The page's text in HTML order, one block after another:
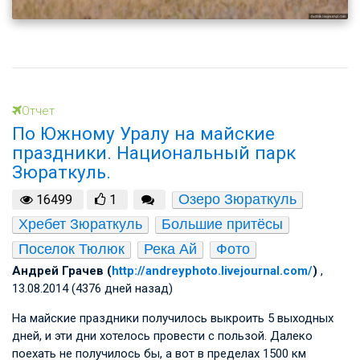
Отчет
По Южному Уралу на майские
праздники. Национальный парк
Зюраткуль.
16499 1
Озеро Зюраткуль
Хребет Зюраткуль
Большие притёсы
Поселок Тюлюк
Река Ай Фото
Андрей Грачев (http://andreyphoto.livejournal.com/) ,
13.08.2014 (4376 дней назад)
На майские праздники получилось выкроить 5 выходных
дней, и эти дни хотелось провести с пользой. Далеко
поехать не получилось бы, а вот в пределах 1500 км